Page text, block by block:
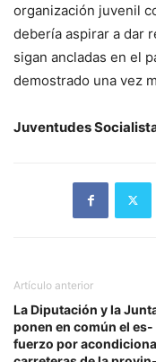
organización juvenil
debería aspirar a dar
sigan ancladas en el
demostrado una vez
Juventudes
Artículo anterior
La Diputación y la
ponen en común el es-
fuerzo por